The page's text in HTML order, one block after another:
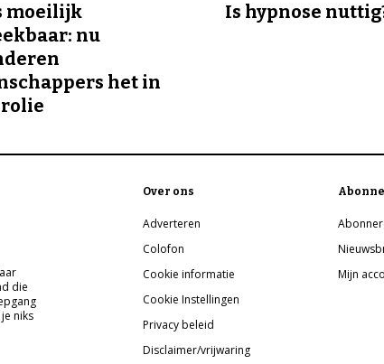
moeilijk
nu
het in
Is hypnose
die
niks
Over ons
Adverteren
Colofon
Cookie informatie
Cookie Instellingen
Privacy beleid
Disclaimer/vrijwaring
Mijn